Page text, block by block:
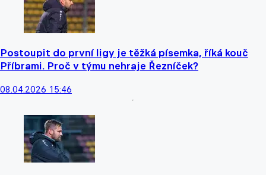
Postoupit do první ligy je těžká písemka, říká kouč
Příbrami. Proč v týmu nehraje Řezníček?
08.04.2026 15:46